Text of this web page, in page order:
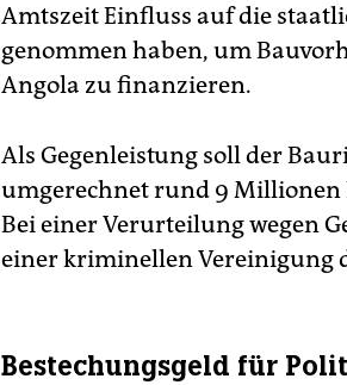
Amtszeit Einfluss auf die
genommen haben, um
Angola zu finanzieren.
Als Gegenleistung soll der
umgerechnet rund 9 Millionen
Bei einer Verurteilung wegen
einer kriminellen Vereinigung
Bestechungsgeld für